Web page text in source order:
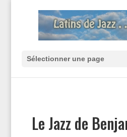
Sélectionner une page
Le Jazz de